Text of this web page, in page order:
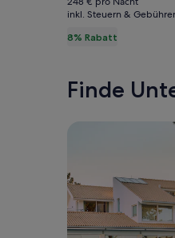
8% Rabatt
1.736 €.
war
zum
inkl. Steuern &
Finde
Suche nach